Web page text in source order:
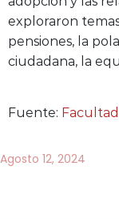
exploraron
pensiones, la
ciudadana, la
Fuente: Facultad
Agosto 12, 2024